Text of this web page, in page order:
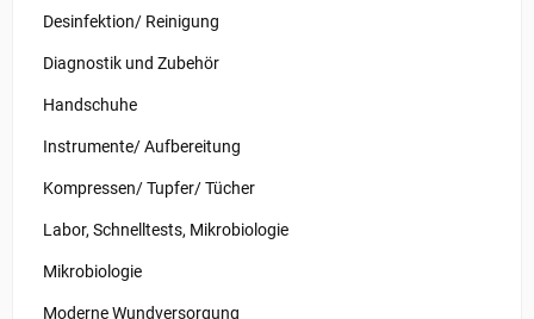
Desinfektion/ Reinigung
Diagnostik und Zubehör
Handschuhe
Instrumente/ Aufbereitung
Kompressen/ Tupfer/ Tücher
Labor, Schnelltests, Mikrobiologie
Mikrobiologie
Moderne Wundversorgung